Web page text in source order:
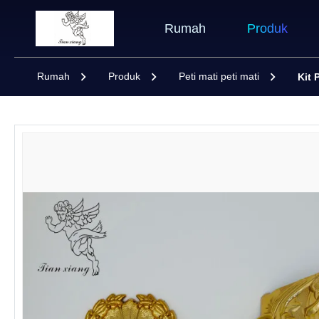
Rumah Produk
Rumah Produk Peti mati peti mati Kit